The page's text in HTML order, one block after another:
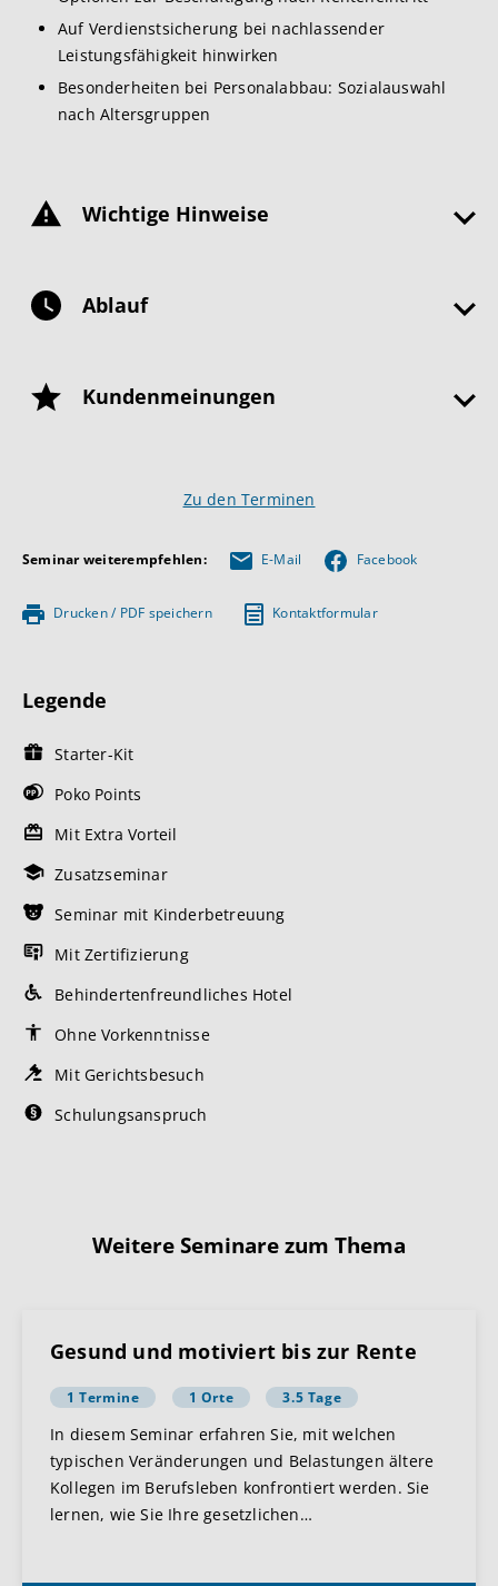
Auf Verdienstsicherung bei nachlassender
Leistungsfähigkeit hinwirken
Besonderheiten bei Personalabbau: Sozialauswahl
nach Altersgruppen
Wichtige Hinweise
Ablauf
Kundenmeinungen
Zu den Terminen
Seminar weiterempfehlen: E-Mail Facebook
Drucken / PDF speichern Kontaktformular
Legende
Starter-Kit
Poko Points
Mit Extra Vorteil
Zusatzseminar
Seminar mit Kinderbetreuung
Mit Zertifizierung
Behindertenfreundliches Hotel
Ohne Vorkenntnisse
Mit Gerichtsbesuch
Schulungsanspruch
Weitere Seminare zum Thema
Gesund und motiviert bis zur Rente
1 Termine 1 Orte 3.5 Tage
In diesem Seminar erfahren Sie, mit welchen
typischen Veränderungen und Belastungen ältere
Kollegen im Berufsleben konfrontiert werden. Sie
lernen, wie Sie Ihre gesetzlichen…